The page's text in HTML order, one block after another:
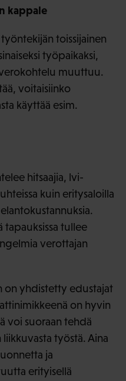
kappale
toissijainen
työpaikaksi,
muuttuu.
voitaisiinko
käyttää esim.
hitsaajia, lvi-
kuin eritysaloilla
tapauksissa tullee
verottajan
on yhdistetty edustajat
on hyvin
voi suoraan tehdä
työstä. Aina
ja
erityisellä